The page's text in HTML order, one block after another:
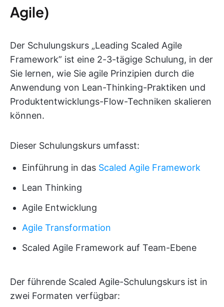
Agile)
Der Schulungskurs „Leading Scaled Agile
Framework” ist eine 2-3-tägige Schulung, in der
Sie lernen, wie Sie agile Prinzipien durch die
Anwendung von Lean-Thinking-Praktiken und
Produktentwicklungs-Flow-Techniken skalieren
können.
Dieser Schulungskurs umfasst:
Einführung in das Scaled Agile Framework
Lean Thinking
Agile Entwicklung
Agile Transformation
Scaled Agile Framework auf Team-Ebene
Der führende Scaled Agile-Schulungskurs ist in
zwei Formaten verfügbar: